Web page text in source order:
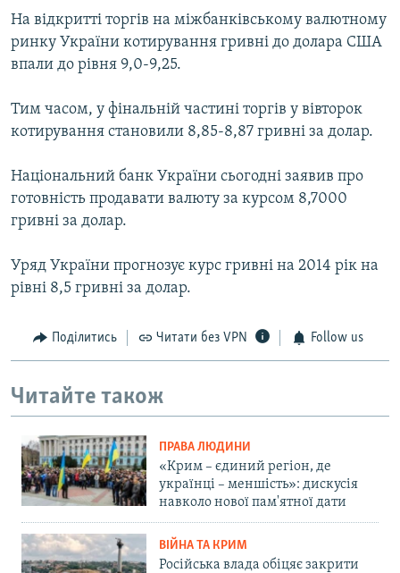
ІНФОГРАФІКА
ДОЛУЧАЙСЯ!
Усі сайти RFE/RL
На відкритті торгів на міжбанківському валютному
ринку України котирування гривні до долара США
впали до рівня 9,0-9,25.
Тим часом, у фінальній частині торгів у вівторок
котирування становили 8,85-8,87 гривні за долар.
Національний банк України сьогодні заявив про
готовність продавати валюту за курсом 8,7000
гривні за долар.
Уряд України прогнозує курс гривні на 2014 рік на
рівні 8,5 гривні за долар.
Поділитись Читати без VPN Follow us
Читайте також
ПРАВА ЛЮДИНИ
«Крим – єдиний регіон, де
українці – меншість»: дискусія
навколо нової пам'ятної дати
ВІЙНА ТА КРИМ
Російська влада обіцяє закрити